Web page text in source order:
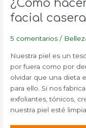
¿Cómo
facial
5 comentarios /
Nuestra piel es un
por fuera como por
olvidar que una dieta
para ello. Si nos
exfoliantes, tónicos,
nuestra piel esté